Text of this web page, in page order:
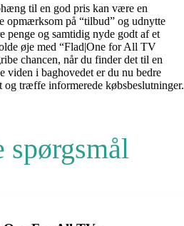
til en god pris kan være en
opmærksom på “tilbud” og udnytte
penge og samtidig nyde godt af et
øje med “Flad|One for All TV
chancen, når du finder det til en
viden i baghovedet er du nu bedre
og træffe informerede købsbeslutninger.